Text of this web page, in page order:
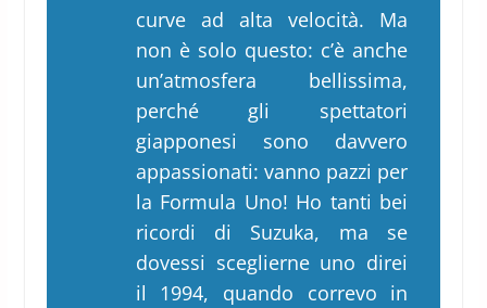
curve ad alta velocità. Ma
non è solo questo: c’è anche
un’atmosfera bellissima,
perché gli spettatori
giapponesi sono davvero
appassionati: vanno pazzi per
la Formula Uno! Ho tanti bei
ricordi di Suzuka, ma se
dovessi sceglierne uno direi
il 1994, quando correvo in